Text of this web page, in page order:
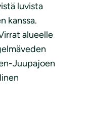
luvista
kanssa.
alueelle
Juupajoen